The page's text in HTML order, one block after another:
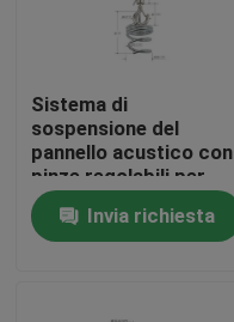
Casa
Prodotti
Sistema di
sospensione del
pannello acustico con
pinze regolabili per
cavi
Invia richiesta